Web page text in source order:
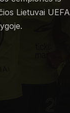
Lietuvai UEFA